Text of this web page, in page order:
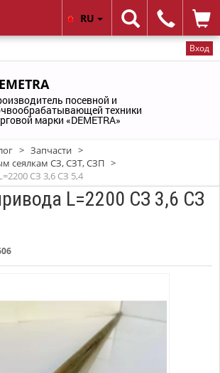
Вход
RU
посевной и
техники
марки «DEMETRA»
> Запчасти >
сеялкам СЗ, СЗТ, СЗП >
СЗ 3,6 СЗ 5,4
L=2200 СЗ 3,6 СЗ